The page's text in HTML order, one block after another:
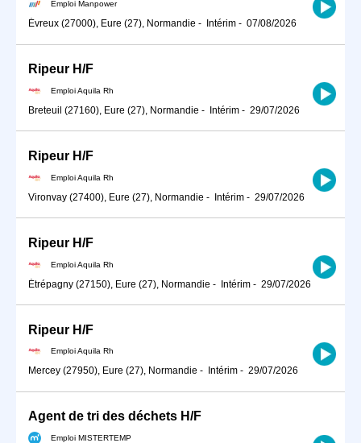
Emploi Manpower
Évreux (27000), Eure (27), Normandie - Intérim - 07/08/2026
Ripeur H/F
Emploi Aquila Rh
Breteuil (27160), Eure (27), Normandie - Intérim - 29/07/2026
Ripeur H/F
Emploi Aquila Rh
Vironvay (27400), Eure (27), Normandie - Intérim - 29/07/2026
Ripeur H/F
Emploi Aquila Rh
Étrépagny (27150), Eure (27), Normandie - Intérim - 29/07/2026
Ripeur H/F
Emploi Aquila Rh
Mercey (27950), Eure (27), Normandie - Intérim - 29/07/2026
Agent de tri des déchets H/F
Emploi MISTERTEMP